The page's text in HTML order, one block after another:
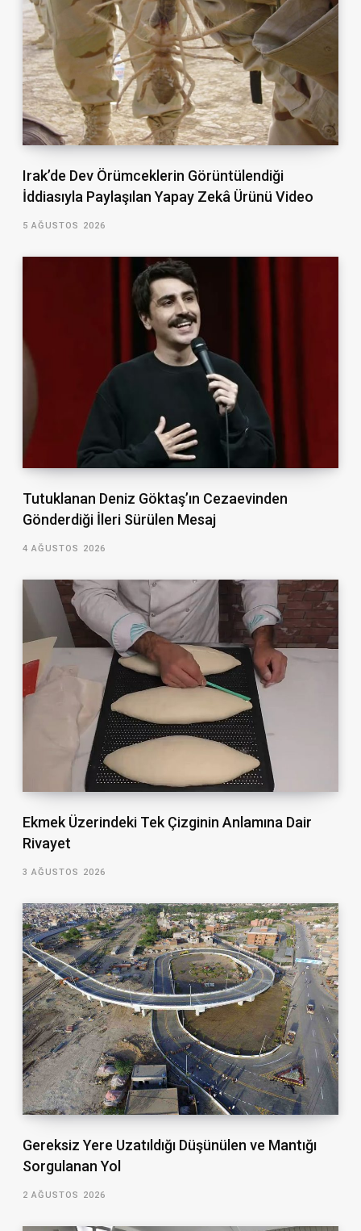
Irak’de Dev Örümceklerin Görüntülendiği
İddiasıyla Paylaşılan Yapay Zekâ Ürünü Video
5 AĞUSTOS 2026
Tutuklanan Deniz Göktaş’ın Cezaevinden
Gönderdiği İleri Sürülen Mesaj
4 AĞUSTOS 2026
Ekmek Üzerindeki Tek Çizginin Anlamına Dair
Rivayet
3 AĞUSTOS 2026
Gereksiz Yere Uzatıldığı Düşünülen ve Mantığı
Sorgulanan Yol
2 AĞUSTOS 2026